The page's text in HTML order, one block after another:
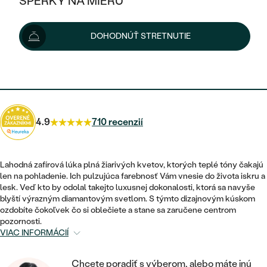
KOMBINOVANÉ ZLATO
PODĽA ŠTÝLU
ETERNITY
VINTAGE
NETRADIČNÉ
POSTRANNÉ DRAHOKAMY
HALO
VINTAGE
SET ZÁSNUBNÉHO PRSTEŇA A
NETRADIČNÉ
ZOSTAVTE SI PRSTEŇ
VÝPREDAJ
ŠPERKY ČO POMÁHAJÚ
PODĽA TYPU
NÁUŠNICE
PRSTENE
PRÍVESKY
NÁRAMKY
SETY
PÁNSKE ŠPERKY
PLATINOVÉ
NAPICHOVACIE
KRUHOVÉ
MINIMALISTICKÉ
VISIACE
SOLITÉR
ZLATÉ
STRIEBORNÉ
PODĽA ŠTÝLU
SOLITÉR
NARODENIE DIEŤAŤA
PERSONALIZOVANÉ
SO ZNAMENÍM ZVEROKRUHU
MINIMALISTICKÉ
VÝPREDAJ
ZLATÉ
STRIEBORNÉ
PODĽA ŠTÝLU
ETERNITY
MINIMALISTICKÉ
DOHODNÚŤ STRETNUTIE
1 650 €
Možnosti doručenia
4.9 710 recenzií
Lahodná zafírová lúka plná žiarivých kvetov, ktorých teplé tóny čakajú
len na pohladenie. Ich pulzujúca farebnosť Vám vnesie do života iskru a
lesk. Veď kto by odolal takejto luxusnej dokonalosti, ktorá sa navyše
blyští výrazným diamantovým svetlom. S týmto dizajnovým kúskom
ozdobíte čokoľvek čo si oblečiete a stane sa zaručene centrom
pozornosti.
VIAC INFORMÁCIÍ
Chcete poradiť s výberom, alebo máte inú